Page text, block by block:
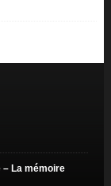
– La mémoire